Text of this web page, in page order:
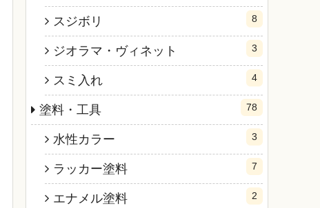
スジボリ 8
ジオラマ・ヴィネット 3
スミ入れ 4
塗料・工具 78
水性カラー 3
ラッカー塗料 7
エナメル塗料 2